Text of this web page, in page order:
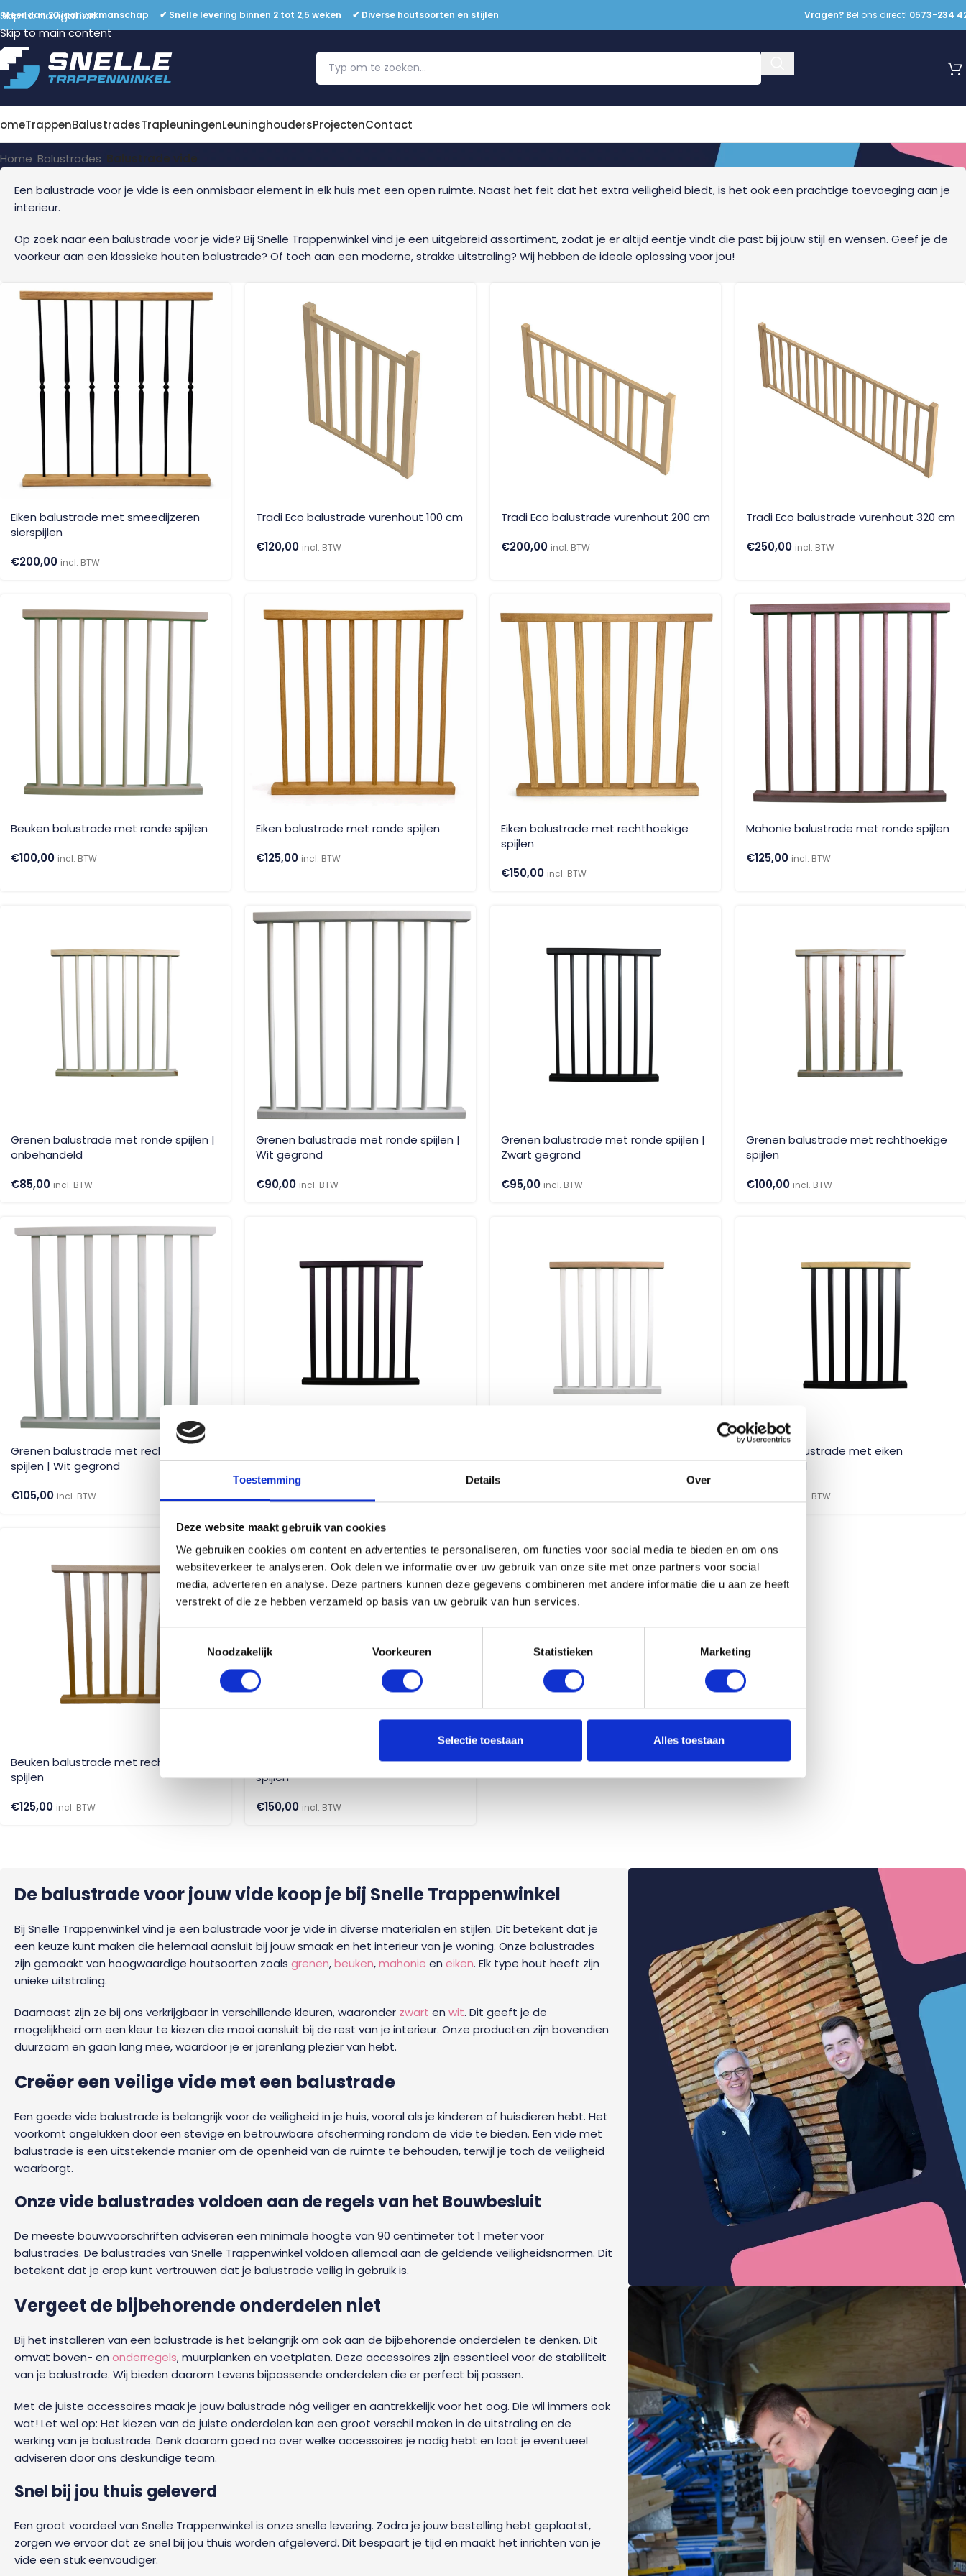
Toestemming Details Over
Deze website maakt gebruik van cookies
We gebruiken cookies om content en advertenties te personaliseren, om functies voor social media te bieden en om ons
websiteverkeer te analyseren. Ook delen we informatie over uw gebruik van onze site met onze partners voor social
media, adverteren en analyse. Deze partners kunnen deze gegevens combineren met andere informatie die u aan ze heeft
verstrekt of die ze hebben verzameld op basis van uw gebruik van hun services.
Noodzakelijk
Voorkeuren Statistieken Marketing
Selectie toestaan Alles toestaan
Skip to navigation
Skip to main content
dan 20 jaar vakmanschap ✔ Snelle levering binnen 2 tot 2,5 weken ✔ Diverse houtsoorten en stijlen Vragen? Bel ons direct! 0573-234
TrappenBalustradesTrapleuningenLeuninghoudersProjectenContact
Balustrade vide
Home Balustrades Balustrade vide
Een balustrade voor je vide is een onmisbaar element in elk huis met een open ruimte. Naast het feit dat het extra veiligheid biedt, is het ook een prachtige toevoeging aan je
interieur.
Op zoek naar een balustrade voor je vide? Bij Snelle Trappenwinkel vind je een uitgebreid assortiment, zodat je er altijd eentje vindt die past bij jouw stijl en wensen. Geef je de
voorkeur aan een klassieke houten balustrade? Of toch aan een moderne, strakke uitstraling? Wij hebben de ideale oplossing voor jou!
Eiken balustrade met smeedijzeren
sierspijlen
€200,00 incl. BTW
Tradi Eco balustrade vurenhout 100 cm
€120,00 incl. BTW
Tradi Eco balustrade vurenhout 200 cm
€200,00 incl. BTW
Tradi Eco balustrade vurenhout 320 cm
€250,00 incl. BTW
Beuken balustrade met ronde spijlen
€100,00 incl. BTW
Eiken balustrade met ronde spijlen
€125,00 incl. BTW
Eiken balustrade met rechthoekige
spijlen
€150,00 incl. BTW
Mahonie balustrade met ronde spijlen
€125,00 incl. BTW
Grenen balustrade met ronde spijlen |
onbehandeld
€85,00 incl. BTW
Grenen balustrade met ronde spijlen |
Wit gegrond
€90,00 incl. BTW
Grenen balustrade met ronde spijlen |
Zwart gegrond
€95,00 incl. BTW
Grenen balustrade met rechthoekige
spijlen
€100,00 incl. BTW
Grenen balustrade met rechthoekige
spijlen | Wit gegrond
€105,00 incl. BTW
Zwarte balustrade met eiken
bovenregel
incl. BTW
Beuken balustrade met rechthoekige
spijlen
€125,00 incl. BTW
Mahonie balustrade met rechthoekige
spijlen
€150,00 incl. BTW
De balustrade voor jouw vide koop je bij Snelle Trappenwinkel
Bij Snelle Trappenwinkel vind je een balustrade voor je vide in diverse materialen en stijlen. Dit betekent dat je
een keuze kunt maken die helemaal aansluit bij jouw smaak en het interieur van je woning. Onze balustrades
zijn gemaakt van hoogwaardige houtsoorten zoals grenen,beuken,mahonie en eiken. Elk type hout heeft zijn
unieke uitstraling.
Daarnaast zijn ze bij ons verkrijgbaar in verschillende kleuren, waaronder zwart en wit. Dit geeft je de
mogelijkheid om een kleur te kiezen die mooi aansluit bij de rest van je interieur. Onze producten zijn bovendien
duurzaam en gaan lang mee, waardoor je er jarenlang plezier van hebt.
Creëer een veilige vide met een balustrade
Een goede vide balustrade is belangrijk voor de veiligheid in je huis, vooral als je kinderen of huisdieren hebt. Het
voorkomt ongelukken door een stevige en betrouwbare afscherming rondom de vide te bieden. Een vide met
balustrade is een uitstekende manier om de openheid van de ruimte te behouden, terwijl je toch de veiligheid
waarborgt.
Onze vide balustrades voldoen aan de regels van het Bouwbesluit
De meeste bouwvoorschriften adviseren een minimale hoogte van 90 centimeter tot 1 meter voor
balustrades. De balustrades van Snelle Trappenwinkel voldoen allemaal aan de geldende veiligheidsnormen. Dit
betekent dat je erop kunt vertrouwen dat je balustrade veilig in gebruik is.
Vergeet de bijbehorende onderdelen niet
Bij het installeren van een balustrade is het belangrijk om ook aan de bijbehorende onderdelen te denken. Dit
omvat boven- en onderregels, muurplanken en voetplaten. Deze accessoires zijn essentieel voor de stabiliteit
van je balustrade. Wij bieden daarom tevens bijpassende onderdelen die er perfect bij passen.
Met de juiste accessoires maak je jouw balustrade nóg veiliger en aantrekkelijk voor het oog. Die wil immers ook
wat! Let wel op: Het kiezen van de juiste onderdelen kan een groot verschil maken in de uitstraling en de
werking van je balustrade. Denk daarom goed na over welke accessoires je nodig hebt en laat je eventueel
adviseren door ons deskundige team.
Snel bij jou thuis geleverd
Een groot voordeel van Snelle Trappenwinkel is onze snelle levering. Zodra je jouw bestelling hebt geplaatst,
zorgen we ervoor dat ze snel bij jou thuis worden afgeleverd. Dit bespaart je tijd en maakt het inrichten van je
vide een stuk eenvoudiger.